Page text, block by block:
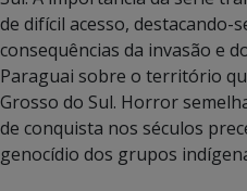
de difícil acesso, destacando-
consequências da invasão e
Paraguai sobre o território
Grosso do Sul. Horror
de conquista nos séculos
genocídio dos grupos